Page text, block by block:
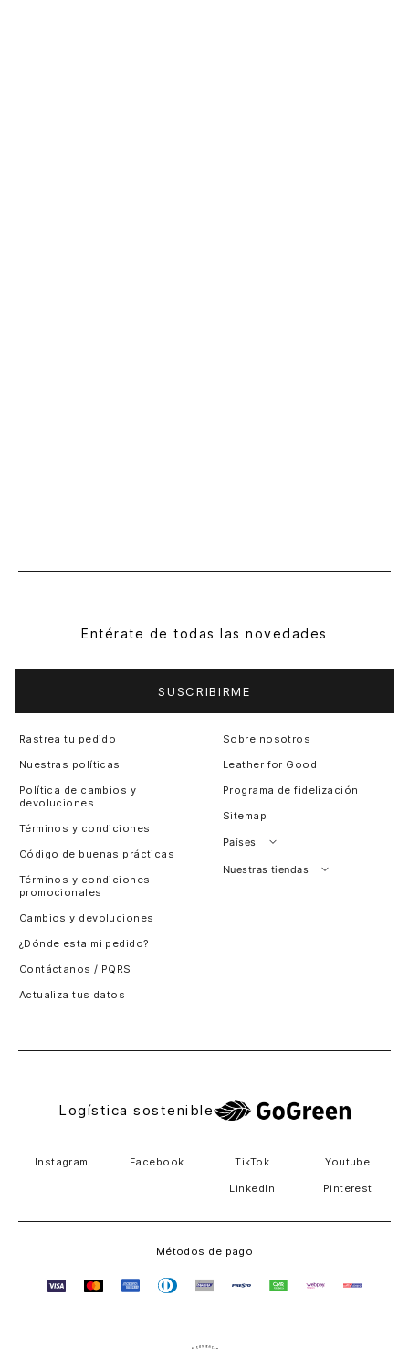
Entérate de todas las novedades
SUSCRIBIRME
Rastrea tu pedido
Nuestras políticas
Política de cambios y
devoluciones
Términos y condiciones
Código de buenas prácticas
Términos y condiciones
promocionales
Cambios y devoluciones
¿Dónde esta mi pedido?
Contáctanos / PQRS
Actualiza tus datos
Sobre nosotros
Leather for Good
Programa de fidelización
Sitemap
Países
Perú
Nuestras tiendas
Logística sostenible
Instagram Facebook TikTok Youtube
LinkedIn Pinterest
Métodos de pago